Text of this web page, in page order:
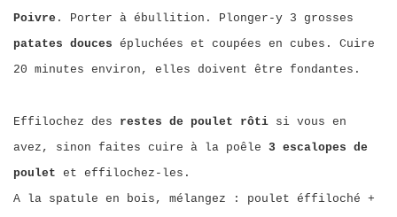
Poivre . Porter à ébullition. Plonger-y 3 grosses
patates douces épluchées et coupées en cubes. Cuire
20 minutes environ, elles doivent être fondantes.
Effilochez des restes de poulet rôti si vous en
avez, sinon faites cuire à la poêle 3 escalopes de
poulet et effilochez-les.
A la spatule en bois, mélangez : poulet éffiloché +